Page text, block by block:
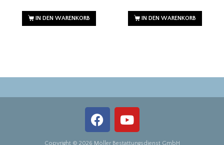
IN DEN WARENKORB IN DEN WARENKORB
Copyright © 2026 Möller Bestattungsdienst GmbH